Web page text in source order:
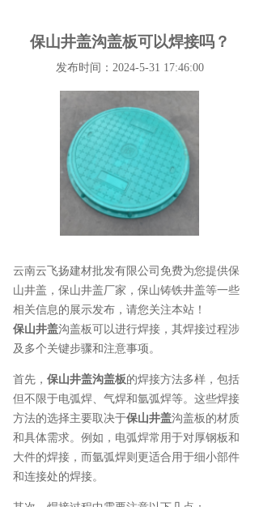
保山井盖沟盖板可以焊接吗？
发布时间：2024-5-31 17:46:00
云南云飞扬建材批发有限公司免费为您提供保
山井盖 ，保山井盖厂家，保山铸铁井盖等一些
相关信息的展示发布，请您关注本站！
保山井盖沟盖板可以进行焊接，其焊接过程涉
及多个关键步骤和注意事项。
首先， 保山井盖沟盖板的焊接方法多样，包括
但不限于电弧焊、气焊和氩弧焊等。这些焊接
方法的选择主要取决于保山井盖沟盖板的材质
和具体需求。例如，电弧焊常用于对厚钢板和
大件的焊接，而氩弧焊则更适合用于细小部件
和连接处的焊接。